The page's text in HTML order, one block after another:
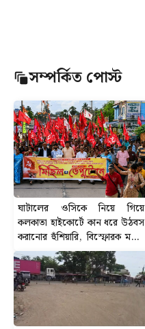
সম্পর্কিত পোস্ট
ঘাটালের ওসিকে নিয়ে গিয়ে
কলকাতা হাইকোর্টে কান ধরে উঠবস
করানোর হুঁশিয়ারি, বিস্ফোরক মন্তব্য
সিপিআইএম নেতা শতরূপ ঘোষের।